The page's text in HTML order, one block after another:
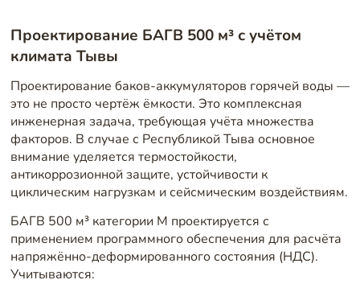
Проектирование БАГВ 500 м³ с учётом
климата Тывы
Проектирование баков-аккумуляторов горячей воды —
это не просто чертёж ёмкости. Это комплексная
инженерная задача, требующая учёта множества
факторов. В случае с Республикой Тыва основное
внимание уделяется термостойкости,
антикоррозионной защите, устойчивости к
циклическим нагрузкам и сейсмическим воздействиям.
БАГВ 500 м³ категории М проектируется с
применением программного обеспечения для расчёта
напряжённо-деформированного состояния (НДС).
Учитываются: